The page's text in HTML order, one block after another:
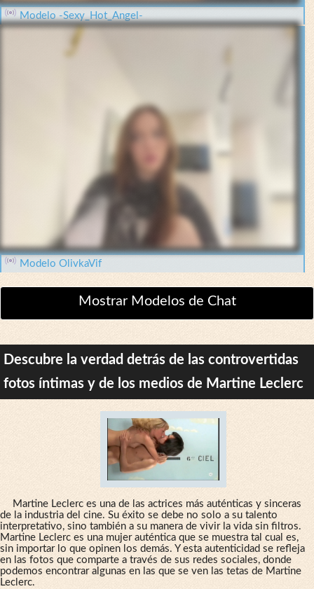
Modelo -Sexy_Hot_Angel-
Modelo OlivkaVif
Mostrar Modelos de Chat
Descubre la verdad detrás de las controvertidas
fotos íntimas y de los medios de Martine Leclerc
Martine Leclerc es una de las actrices más auténticas y sinceras
de la industria del cine. Su éxito se debe no solo a su talento
interpretativo, sino también a su manera de vivir la vida sin filtros.
Martine Leclerc es una mujer auténtica que se muestra tal cual es,
sin importar lo que opinen los demás. Y esta autenticidad se refleja
en las fotos que comparte a través de sus redes sociales, donde
podemos encontrar algunas en las que se ven las tetas de Martine
Leclerc.